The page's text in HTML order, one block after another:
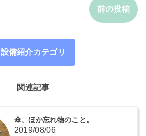
前の投稿
設備紹介カテゴリ
関連記事
傘、ほか忘れ物のこと。
2019/08/06